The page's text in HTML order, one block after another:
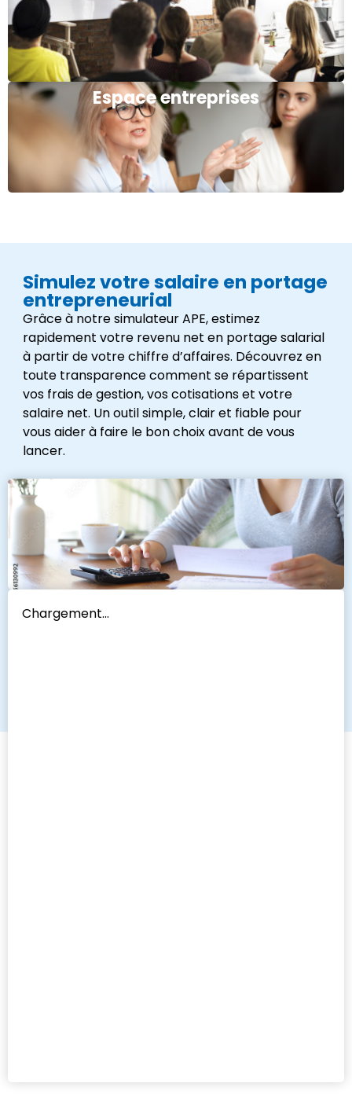
Espace entreprises
Simulez votre salaire en portage
entrepreneurial
Grâce à notre simulateur APE, estimez
rapidement votre revenu net en portage salarial
à partir de votre chiffre d’affaires. Découvrez en
toute transparence comment se répartissent
vos frais de gestion, vos cotisations et votre
salaire net. Un outil simple, clair et fiable pour
vous aider à faire le bon choix avant de vous
lancer.